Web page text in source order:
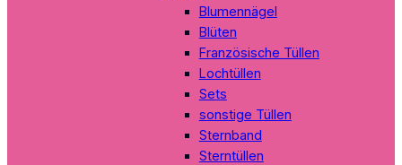
Blumennägel
Blüten
Französische Tüllen
Lochtüllen
Sets
sonstige Tüllen
Sternband
Sterntüllen